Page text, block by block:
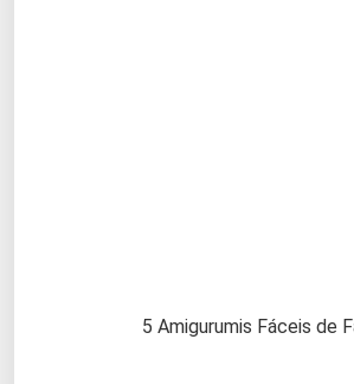
5 Amigurumis Fáceis de